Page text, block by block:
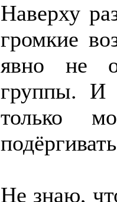
Наверху
громкие
явно не
группы. И
только
Не знаю,